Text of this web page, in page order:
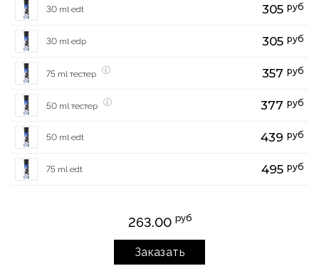
30 ml edt 305 руб
30 ml edp 305 руб
75 ml тестер 357 руб
50 ml тестер 377 руб
50 ml edt 439 руб
75 ml edt 495 руб
263.00 руб
Заказать